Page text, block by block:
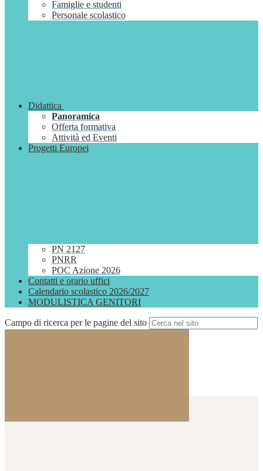
Famiglie e studenti
Personale scolastico
Didattica
Panoramica
Offerta formativa
Attività ed Eventi
Progetti Europei
PN 2127
PNRR
POC Azione 2026
Contatti e orario uffici
Calendario scolastico 2026/2027
MODULISTICA GENITORI
Campo di ricerca per le pagine del sito